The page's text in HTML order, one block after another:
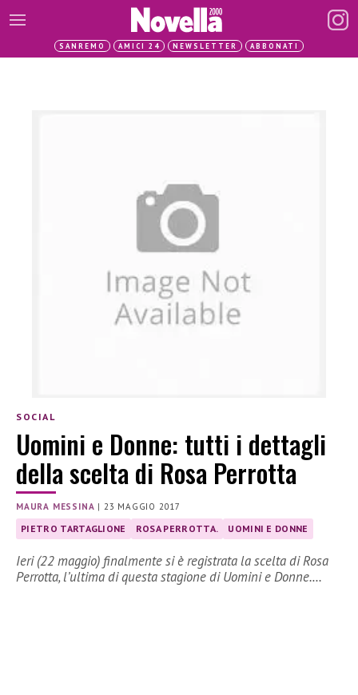
SANREMO AMICI 24 NEWSLETTER ABBONATI
SOCIAL
Uomini e Donne: tutti i dettagli
della scelta di Rosa Perrotta
MAURA MESSINA | 23 MAGGIO 2017
PIETRO TARTAGLIONE ROSA PERROTTA. UOMINI E DONNE
Ieri (22 maggio) finalmente si è registrata la scelta di Rosa
Perrotta, l’ultima di questa stagione di Uomini e Donne.…